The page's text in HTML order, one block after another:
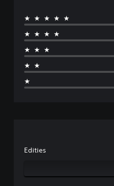
★★★★★
★★★★
★★★
★★
★
Edities